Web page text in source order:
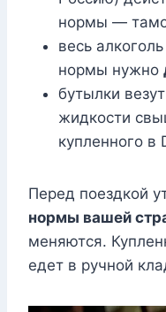
нормы —
весь
нормы нужно
бутылки везут
жидкости
купленного в
Перед поездкой
нормы вашей
меняются.
едет в ручной